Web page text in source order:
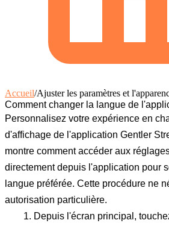
Accueil/Ajuster les paramètres et
Comment changer la langue de
Personnalisez votre expérience en
d'affichage de l'application Gentler
montre comment accéder aux
directement depuis l'application pour
langue préférée. Cette procédure ne
autorisation particulière.
Depuis l'écran principal,